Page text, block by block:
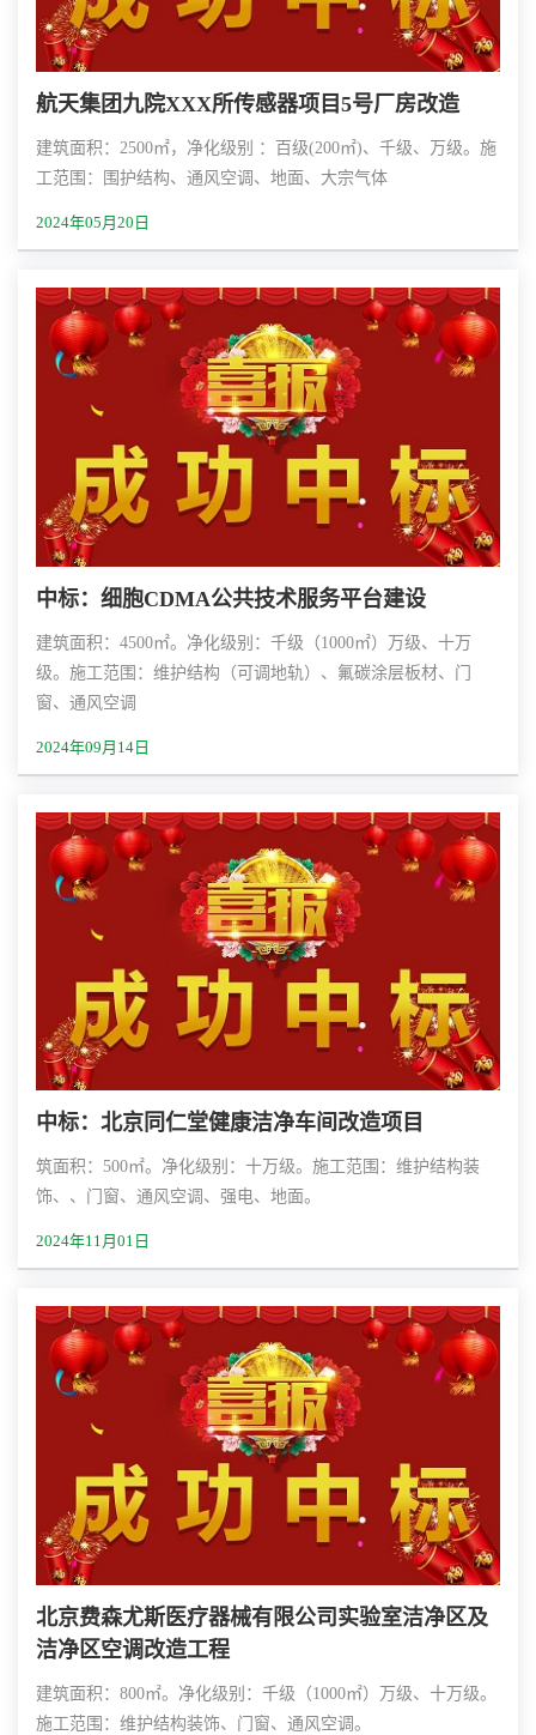
航天集团九院XXX所传感器项目5号厂房改造
建筑面积：2500㎡，净化级别 ：百级(200㎡)、千级、万级。施
工范围：围护结构、通风空调、地面、大宗气体
2024年05月20日
中标：细胞CDMA公共技术服务平台建设
建筑面积：4500㎡。净化级别：千级（1000㎡）万级、十万
级。施工范围：维护结构（可调地轨）、氟碳涂层板材、门
窗、通风空调
2024年09月14日
中标：北京同仁堂健康洁净车间改造项目
筑面积：500㎡。净化级别：十万级。施工范围：维护结构装
饰、、门窗、通风空调、强电、地面。
2024年11月01日
北京费森尤斯医疗器械有限公司实验室洁净区及
洁净区空调改造工程
建筑面积：800㎡。净化级别：千级（1000㎡）万级、十万级。
施工范围：维护结构装饰、门窗、通风空调。